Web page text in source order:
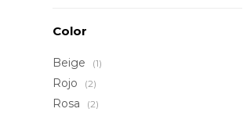
Color
Beige (1)
Rojo (2)
Rosa (2)